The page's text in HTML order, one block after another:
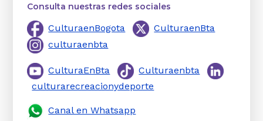
Consulta nuestras redes sociales
CulturaenBogota
CulturaenBta
culturaenbta
CulturaEnBta
Culturaenbta
culturarecreacionydeporte
Canal en Whatsapp